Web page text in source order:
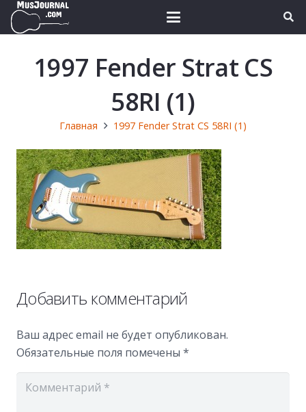
1997 Fender Strat CS
58RI (1)
Главная 1997 Fender Strat CS 58RI (1)
Добавить комментарий
Ваш адрес email не будет опубликован.
Обязательные поля помечены *